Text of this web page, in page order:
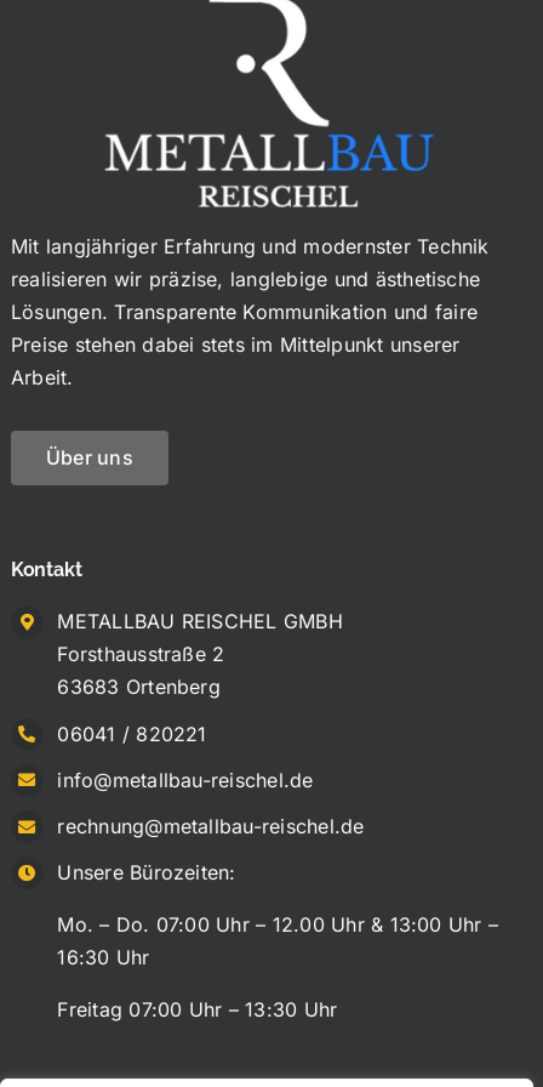
Mit langjähriger Erfahrung und modernster Technik
realisieren wir präzise, langlebige und ästhetische
Lösungen. Transparente Kommunikation und faire
Preise stehen dabei stets im Mittelpunkt unserer
Arbeit.
Über uns
Kontakt
METALLBAU REISCHEL GMBH
Forsthausstraße 2
63683 Ortenberg
06041 / 820221
info@metallbau-reischel.de
rechnung@metallbau-reischel.de
Unsere Bürozeiten:
Mo. – Do. 07:00 Uhr – 12.00 Uhr & 13:00 Uhr –
16:30 Uhr
Freitag 07:00 Uhr – 13:30 Uhr